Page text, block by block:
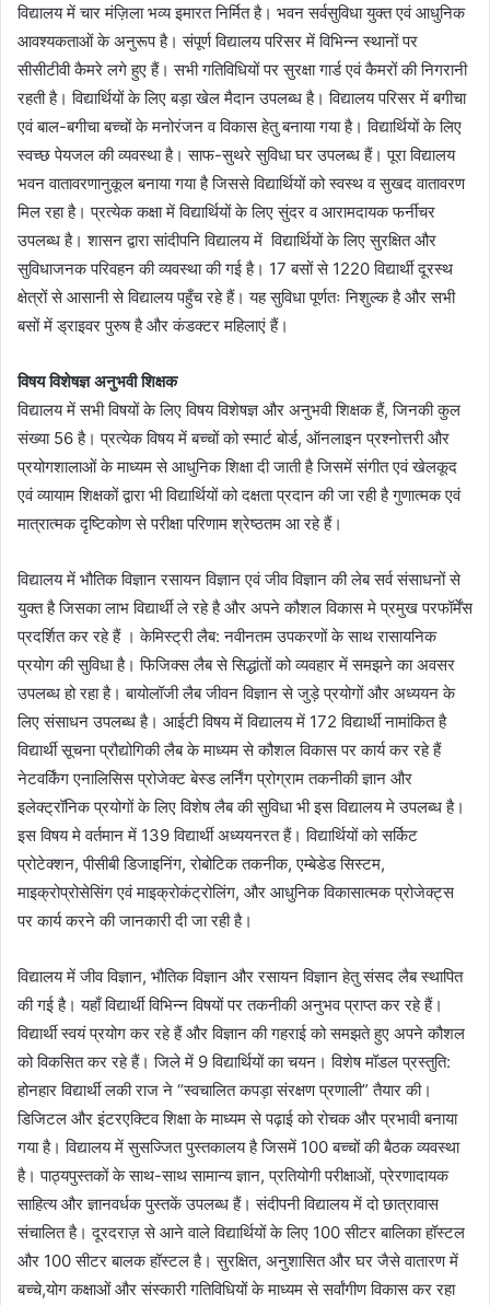
विद्यालय में चार मंज़िला भव्य इमारत निर्मित है। भवन सर्वसुविधा युक्त एवं आधुनिक
आवश्यकताओं के अनुरूप है। संपूर्ण विद्यालय परिसर में विभिन्न स्थानों पर
सीसीटीवी कैमरे लगे हुए हैं। सभी गतिविधियों पर सुरक्षा गार्ड एवं कैमरों की निगरानी
रहती है। विद्यार्थियों के लिए बड़ा खेल मैदान उपलब्ध है। विद्यालय परिसर में बगीचा
एवं बाल-बगीचा बच्चों के मनोरंजन व विकास हेतु बनाया गया है। विद्यार्थियों के लिए
स्वच्छ पेयजल की व्यवस्था है। साफ-सुथरे सुविधा घर उपलब्ध हैं। पूरा विद्यालय
भवन वातावरणानुकूल बनाया गया है जिससे विद्यार्थियों को स्वस्थ व सुखद वातावरण
मिल रहा है। प्रत्येक कक्षा में विद्यार्थियों के लिए सुंदर व आरामदायक फर्नीचर
उपलब्ध है। शासन द्वारा सांदीपनि विद्यालय में विद्यार्थियों के लिए सुरक्षित और
सुविधाजनक परिवहन की व्यवस्था की गई है। 17 बसों से 1220 विद्यार्थी दूरस्थ
क्षेत्रों से आसानी से विद्यालय पहुँच रहे हैं। यह सुविधा पूर्णतः निशुल्क है और सभी
बसों में ड्राइवर पुरुष है और कंडक्टर महिलाएं हैं।
विषय विशेषज्ञ अनुभवी शिक्षक
विद्यालय में सभी विषयों के लिए विषय विशेषज्ञ और अनुभवी शिक्षक हैं, जिनकी कुल
संख्या 56 है। प्रत्येक विषय में बच्चों को स्मार्ट बोर्ड, ऑनलाइन प्रश्नोत्तरी और
प्रयोगशालाओं के माध्यम से आधुनिक शिक्षा दी जाती है जिसमें संगीत एवं खेलकूद
एवं व्यायाम शिक्षकों द्वारा भी विद्यार्थियों को दक्षता प्रदान की जा रही है गुणात्मक एवं
मात्रात्मक दृष्टिकोण से परीक्षा परिणाम श्रेष्ठतम आ रहे हैं।
विद्यालय में भौतिक विज्ञान रसायन विज्ञान एवं जीव विज्ञान की लेब सर्व संसाधनों से
युक्त है जिसका लाभ विद्यार्थी ले रहे है और अपने कौशल विकास मे प्रमुख परफॉर्मेंस
प्रदर्शित कर रहे हैं । केमिस्ट्री लैब: नवीनतम उपकरणों के साथ रासायनिक
प्रयोग की सुविधा है। फिजिक्स लैब से सिद्धांतों को व्यवहार में समझने का अवसर
उपलब्ध हो रहा है। बायोलॉजी लैब जीवन विज्ञान से जुड़े प्रयोगों और अध्ययन के
लिए संसाधन उपलब्ध है। आईटी विषय में विद्यालय में 172 विद्यार्थी नामांकित है
विद्यार्थी सूचना प्रौद्योगिकी लैब के माध्यम से कौशल विकास पर कार्य कर रहे हैं
नेटवर्किंग एनालिसिस प्रोजेक्ट बेस्ड लर्निंग प्रोग्राम तकनीकी ज्ञान और
इलेक्ट्रॉनिक प्रयोगों के लिए विशेष लैब की सुविधा भी इस विद्यालय मे उपलब्ध है।
इस विषय मे वर्तमान में 139 विद्यार्थी अध्ययनरत हैं। विद्यार्थियों को सर्किट
प्रोटेक्शन, पीसीबी डिजाइनिंग, रोबोटिक तकनीक, एम्बेडेड सिस्टम,
माइक्रोप्रोसेसिंग एवं माइक्रोकंट्रोलिंग, और आधुनिक विकासात्मक प्रोजेक्ट्स
पर कार्य करने की जानकारी दी जा रही है।
विद्यालय में जीव विज्ञान, भौतिक विज्ञान और रसायन विज्ञान हेतु संसद लैब स्थापित
की गई है। यहाँ विद्यार्थी विभिन्न विषयों पर तकनीकी अनुभव प्राप्त कर रहे हैं।
विद्यार्थी स्वयं प्रयोग कर रहे हैं और विज्ञान की गहराई को समझते हुए अपने कौशल
को विकसित कर रहे हैं। जिले में 9 विद्यार्थियों का चयन। विशेष मॉडल प्रस्तुति:
होनहार विद्यार्थी लकी राज ने “स्वचालित कपड़ा संरक्षण प्रणाली” तैयार की।
डिजिटल और इंटरएक्टिव शिक्षा के माध्यम से पढ़ाई को रोचक और प्रभावी बनाया
गया है। विद्यालय में सुसज्जित पुस्तकालय है जिसमें 100 बच्चों की बैठक व्यवस्था
है। पाठ्यपुस्तकों के साथ-साथ सामान्य ज्ञान, प्रतियोगी परीक्षाओं, प्रेरणादायक
साहित्य और ज्ञानवर्धक पुस्तकें उपलब्ध हैं। संदीपनी विद्यालय में दो छात्रावास
संचालित है। दूरदराज़ से आने वाले विद्यार्थियों के लिए 100 सीटर बालिका हॉस्टल
और 100 सीटर बालक हॉस्टल है। सुरक्षित, अनुशासित और घर जैसे वातारण में
बच्चे,योग कक्षाओं और संस्कारी गतिविधियों के माध्यम से सर्वांगीण विकास कर रहा